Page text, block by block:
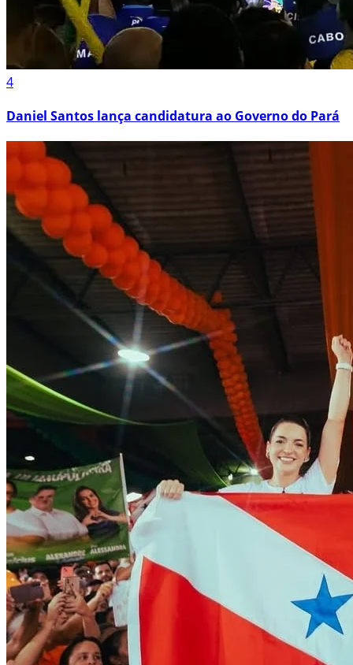
4
Daniel Santos lança candidatura ao Governo do Pará